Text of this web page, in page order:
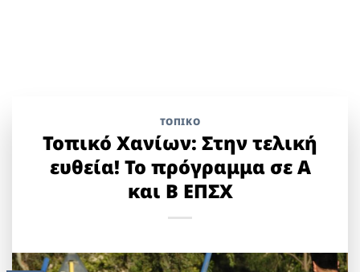
ΤΟΠΙΚΌ
Τοπικό Χανίων: Στην τελική
ευθεία! Το πρόγραμμα σε Α
και Β ΕΠΣΧ